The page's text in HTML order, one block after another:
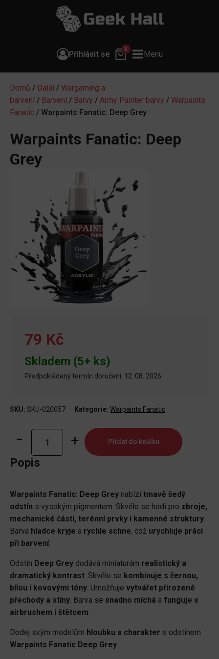
Přihlásit se
0
Menu
Domů / Další / Wargaming a
barvení / Barvení / Barvy / Army Painter barvy / Warpaints
Fanatic / Warpaints Fanatic: Deep Grey
Warpaints Fanatic: Deep
Grey
79 Kč
Skladem (5+ ks)
Předpokládaný termín doručení: 12. 08. 2026
SKU: SKU-020057 Kategorie: Warpaints Fanatic
Fanatic:
Deep
Přidat do košíku
Popis
Warpaints Fanatic: Deep Grey nabízí tmavě šedý
odstín s vysokým pigmentem. Skvěle se hodí pro zbroje,
mechanické části, terénní prvky i kamenné struktury.
Barva hladce kryje a rychle schne, což urychluje práci
při barvení.
Odstín Deep Grey dodává miniaturám realistický a
dramatický kontrast. Skvěle se kombinuje s černou,
bílou i kovovými tóny. Umožňuje vytvářet přirozené
přechody a stíny. Barva se snadno míchá a funguje s
airbrushem i štětcem.
Dodej svým modelům hloubku a charakter s odstínem
Warpaints Fanatic Deep Grey.